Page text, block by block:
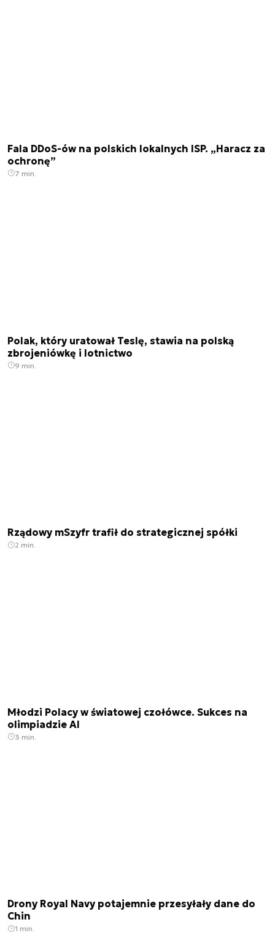
Fala DDoS-ów na polskich lokalnych ISP. „Haracz za
ochronę”
7 min.
Polak, który uratował Teslę, stawia na polską
zbrojeniówkę i lotnictwo
9 min.
Rządowy mSzyfr trafił do strategicznej spółki
2 min.
Młodzi Polacy w światowej czołówce. Sukces na
olimpiadzie AI
3 min.
Drony Royal Navy potajemnie przesyłały dane do
Chin
1 min.